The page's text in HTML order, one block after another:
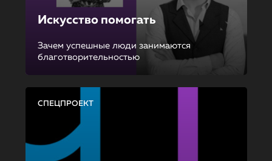
Искусство помогать
Зачем успешные люди занимаются
благотворительностью
СПЕЦПРОЕКТ